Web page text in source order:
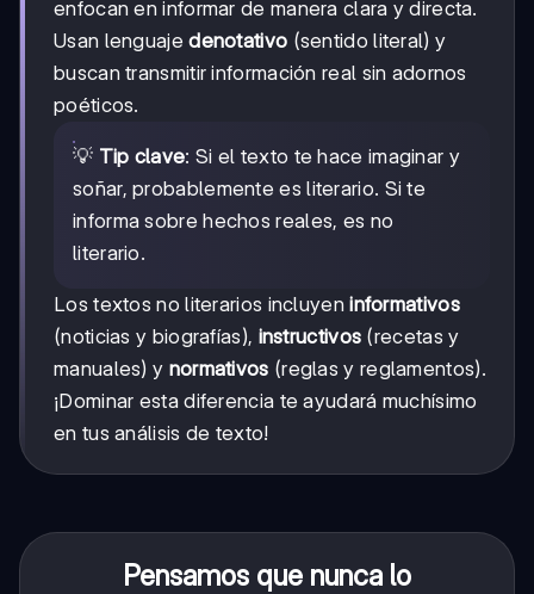
enfocan en informar de manera clara y directa.
Usan lenguajedenotativo (sentido literal) y
buscan transmitir información real sin adornos
poéticos.
💡 Tip clave: Si el texto te hace imaginar y
soñar, probablemente es literario. Si te
informa sobre hechos reales, es no
literario.
Los textos no literarios incluyeninformativos
(noticias y biografías), instructivos (recetas y
manuales) y normativos (reglas y reglamentos).
¡Dominar esta diferencia te ayudará muchísimo
en tus análisis de texto!
Pensamos que nunca lo